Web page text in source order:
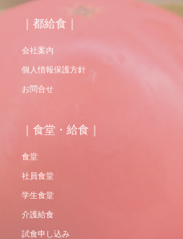
｜都給食｜
会社案内
個人情報保護方針
お問合せ
｜食堂・給食｜
食堂
社員食堂
学生食堂
介護給食
試食申し込み